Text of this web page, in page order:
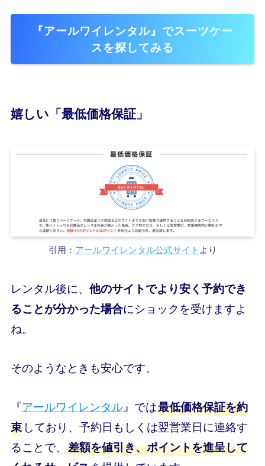
『アールワイレンタル』でスーツケー
スを探してみる
嬉しい「最低価格保証」
引用： アールワイレンタル公式サイト より
レンタル後に、 他のサイトでより安く予約でき
ることが分かった場合にショックを受けますよ
ね。
そのようなときも安心です。
『アールワイレンタル』では最低価格保証を約
束しており、予約日もしくは翌営業日に連絡す
ることで、 差額を値引き、ポイントを進呈して